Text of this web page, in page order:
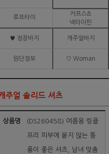
루프타이
커프스&
넥타이핀
♥ 정장바지 캐주얼바지
원단정보 ♡ Woman
주얼 솔리드 셔츠
상품명 (DS260458) 여름용 링클
프리 피부에 붙지 않는 통
풍이 좋은 셔츠, 남녀 맞춤